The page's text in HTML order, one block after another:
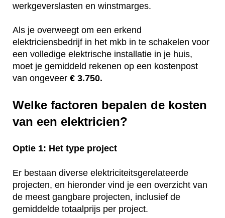
werkgeverslasten en winstmarges.
Als je overweegt om een erkend
elektriciensbedrijf in het mkb in te schakelen voor
een volledige elektrische installatie in je huis,
moet je gemiddeld rekenen op een kostenpost
van ongeveer € 3.750.
Welke factoren bepalen de kosten
van een elektricien?
Optie 1: Het type project
Er bestaan diverse elektriciteitsgerelateerde
projecten, en hieronder vind je een overzicht van
de meest gangbare projecten, inclusief de
gemiddelde totaalprijs per project.